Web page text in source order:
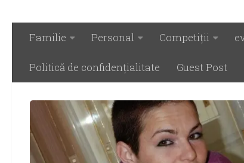
Familie Personal Competiţii
Politică de confidenţialitate Guest Post
ARHIVĂ ZILNICĂ:SEPTEMBRIE 18,